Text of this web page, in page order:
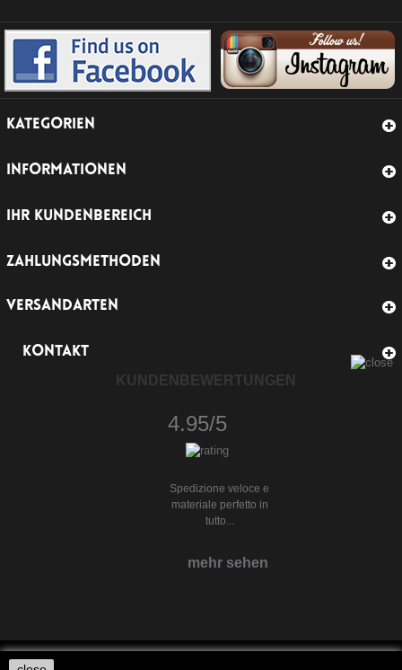
KATEGORIEN
INFORMATIONEN
IHR KUNDENBEREICH
ZAHLUNGSMETHODEN
VERSANDARTEN
KONTAKT
KUNDENBEWERTUNGEN
4.95/5
Spedizione veloce e
materiale perfetto in
tutto...
mehr sehen